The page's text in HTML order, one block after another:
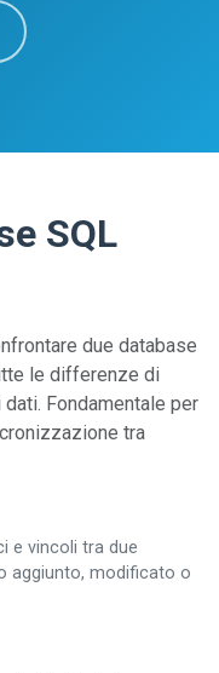
SQL
due database
le differenze di
Fondamentale per
tra
e vincoli tra due
aggiunto, modificato o